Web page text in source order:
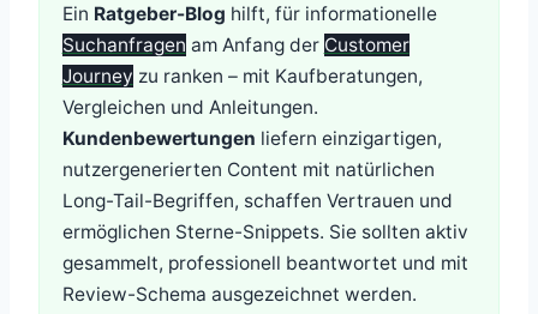
Ein Ratgeber-Blog hilft, für informationelle
Suchanfragen am Anfang der Customer
Journey zu ranken – mit Kaufberatungen,
Vergleichen und Anleitungen.
Kundenbewertungen liefern einzigartigen,
nutzergenerierten Content mit natürlichen
Long-Tail-Begriffen, schaffen Vertrauen und
ermöglichen Sterne-Snippets. Sie sollten aktiv
gesammelt, professionell beantwortet und mit
Review-Schema ausgezeichnet werden.